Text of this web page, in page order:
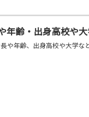
年齢・出身高校や
年齢、出身高校や大学な